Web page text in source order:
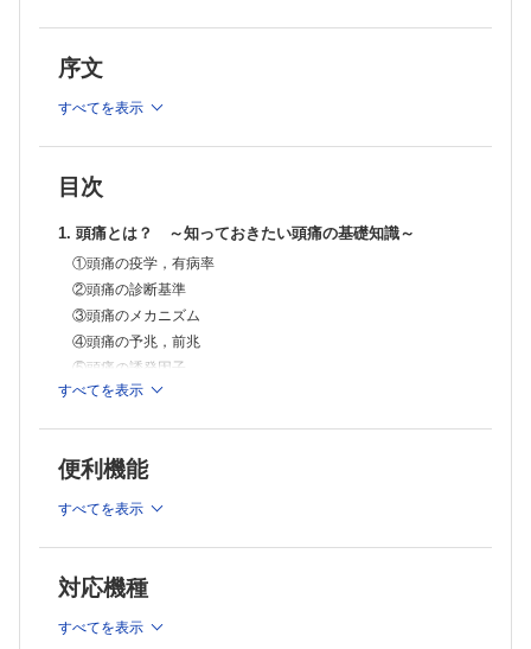
C 予防療法（CGRP関連抗体薬）
D CGRP受容体拮抗薬（ゲパント）
②緊張型頭痛の治療
B 予防療法
A 急性期治療
B 予防療法
C ニューロモデュレーション
④三叉神経痛の治療
A 診 断
B 治 療
⑤その他の治療法
A 漢方，鍼灸
B ニューロモデュレーション
D ブロック治療
G 生活習慣の指導
⑥薬剤の使用過多による頭痛（MOH）の治療
⑦月経関連・妊娠・授乳中の治療
A 小児・思春期の片頭痛
C 不登校・家族への対応
4. 二次性頭痛・他診療科からみた頭痛
ォローのコツ，CGRP関連製剤などの新規治療薬についても詳し
患の経過（clinical course）をわかりやすく図示することで，患
者のライフステージを踏まえた治療戦略が自然にイメージできる
ように工夫しています．
序文
すべてを表示
目次
1. 頭痛とは？ ～知っておきたい頭痛の基礎知識～
①頭痛の疫学，有病率
②頭痛の診断基準
③頭痛のメカニズム
④頭痛の予兆，前兆
⑤頭痛の誘発因子
⑥頭痛の遺伝要因，遺伝子診断
①問診，病歴聴取
A 問診のコツ
B 問診票・PROMsの使用
③検査（画像検査以外）
A くも膜下出血（SAH）
すべてを表示
便利機能
すべてを表示
対応機種
すべてを表示